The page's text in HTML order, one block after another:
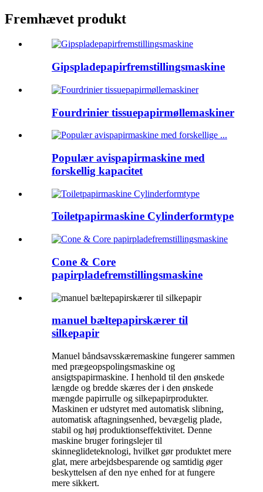
Fremhævet produkt
Gipspladepapirfremstillingsmaskine
Fourdrinier tissuepapirmøllemaskiner
Populær avispapirmaskine med
forskellig kapacitet
Toiletpapirmaskine Cylinderformtype
Cone & Core
papirpladefremstillingsmaskine
manuel bæltepapirskærer til
silkepapir
Manuel båndsavsskæremaskine fungerer sammen
med prægeopspolingsmaskine og
ansigtspapirmaskine. I henhold til den ønskede
længde og bredde skæres der i den ønskede
mængde papirrulle og silkepapirprodukter.
Maskinen er udstyret med automatisk slibning,
automatisk aftagningsenhed, bevægelig plade,
stabil og høj produktionseffektivitet. Denne
maskine bruger foringslejer til
skinneglideteknologi, hvilket gør produktet mere
glat, mere arbejdsbesparende og samtidig øger
beskyttelsen af ​​den nye enhed for at fungere
mere sikkert.